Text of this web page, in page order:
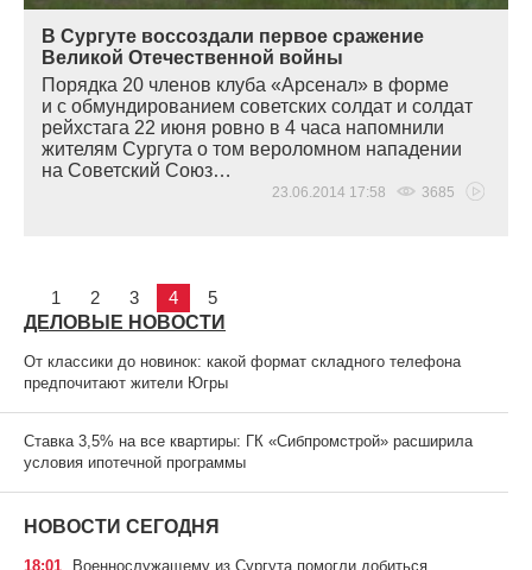
В Сургуте воссоздали первое сражение
Великой Отечественной войны
Порядка 20 членов клуба «Арсенал» в форме
и с обмундированием советских солдат и солдат
рейхстага 22 июня ровно в 4 часа напомнили
жителям Сургута о том вероломном нападении
на Советский Союз…
23.06.2014 17:58 3685
1 2 3 4 5
ДЕЛОВЫЕ НОВОСТИ
От классики до новинок: какой формат складного телефона
предпочитают жители Югры
Ставка 3,5% на все квартиры: ГК «Сибпромстрой» расширила
условия ипотечной программы
НОВОСТИ СЕГОДНЯ
18:01 Военнослужащему из Сургута помогли добиться